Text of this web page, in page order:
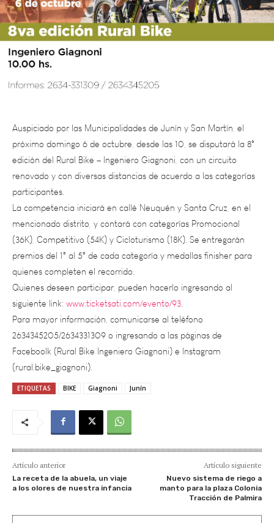
Auspiciado por las Municipalidades de Junín y San Martín, el
próximo domingo 6 de octubre, desde las 10, se disputará la 8°
edición del Rural Bike – Ingeniero Giagnoni, con un circuito
renovado y con diversas distancias de acuerdo a las categorías
participantes.
La competencia iniciará en callé Neuquén y Santa Cruz, en el
mencionado distrito, y contará con categorías Promocional
(36K), Competitivo (54K) y Cicloturismo (18K). Se entregarán
premios del 1° al 5° de cada categoría y medallas finisher para
quienes completen el recorrido.
Quienes deseen participar, pueden hacerlo ingresando al
siguiente link:www.ticketsati.com/evento/93.
Para mayor información, comunicarse al teléfono
2634345205/2634331309 o ingresando a las páginas de
Faceboolk (Rural Bike Ingeniero Giagnoni) e Instagram
(rural.bike_giagnoni).
ETIQUETAS BIKE Giagnoni Junín
Artículo anterior
La receta de la abuela, un viaje
a los olores de nuestra infancia
Artículo siguiente
Nuevo sistema de riego a
manto para la plaza Colonia
Tracción de Palmira